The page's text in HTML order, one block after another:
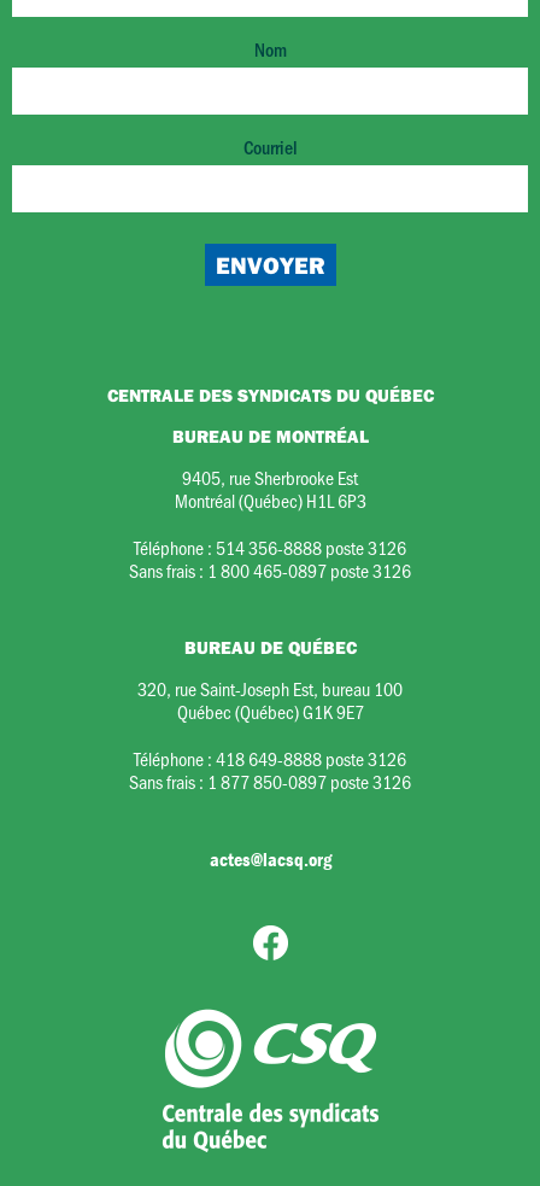
Nom
Courriel
CENTRALE DES SYNDICATS DU QUÉBEC
BUREAU DE MONTRÉAL
9405, rue Sherbrooke Est
Montréal (Québec) H1L 6P3
Téléphone : 514 356-8888 poste 3126
Sans frais : 1 800 465-0897 poste 3126
BUREAU DE QUÉBEC
320, rue Saint-Joseph Est, bureau 100
Québec (Québec) G1K 9E7
Téléphone :418 649-8888 poste 3126
Sans frais : 1 877 850-0897 poste 3126
actes@lacsq.org